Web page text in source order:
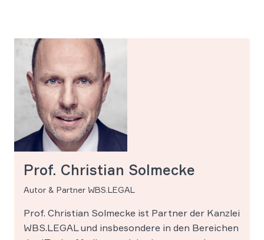
Prof. Christian Solmecke
Autor & Partner WBS.LEGAL
Prof. Christian Solmecke ist Partner der Kanzlei
WBS.LEGAL und insbesondere in den Bereichen